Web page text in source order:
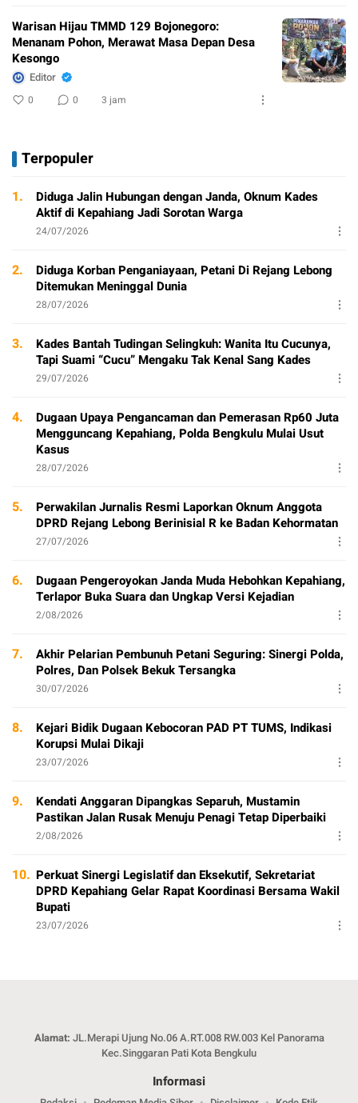
Warisan Hijau TMMD 129 Bojonegoro:
Menanam Pohon, Merawat Masa Depan Desa
Kesongo
Editor
0 0 3 jam
Terpopuler
1.
Diduga Jalin Hubungan dengan Janda, Oknum Kades
Aktif di Kepahiang Jadi Sorotan Warga
24/07/2026
2.
Diduga Korban Penganiayaan, Petani Di Rejang Lebong
Ditemukan Meninggal Dunia
28/07/2026
3.
Kades Bantah Tudingan Selingkuh: Wanita Itu Cucunya,
Tapi Suami “Cucu” Mengaku Tak Kenal Sang Kades
29/07/2026
4.
Dugaan Upaya Pengancaman dan Pemerasan Rp60 Juta
Mengguncang Kepahiang, Polda Bengkulu Mulai Usut
Kasus
28/07/2026
5.
Perwakilan Jurnalis Resmi Laporkan Oknum Anggota
DPRD Rejang Lebong Berinisial R ke Badan Kehormatan
27/07/2026
6.
Dugaan Pengeroyokan Janda Muda Hebohkan Kepahiang,
Terlapor Buka Suara dan Ungkap Versi Kejadian
2/08/2026
7.
Akhir Pelarian Pembunuh Petani Seguring: Sinergi Polda,
Polres, Dan Polsek Bekuk Tersangka
30/07/2026
8.
Kejari Bidik Dugaan Kebocoran PAD PT TUMS, Indikasi
Korupsi Mulai Dikaji
23/07/2026
9.
Kendati Anggaran Dipangkas Separuh, Mustamin
Pastikan Jalan Rusak Menuju Penagi Tetap Diperbaiki
2/08/2026
10. Perkuat Sinergi Legislatif dan Eksekutif, Sekretariat
DPRD Kepahiang Gelar Rapat Koordinasi Bersama Wakil
Bupati
23/07/2026
Alamat: JL.Merapi Ujung No.06 A.RT.008 RW.003 Kel Panorama
Kec.Singgaran Pati Kota Bengkulu
Informasi